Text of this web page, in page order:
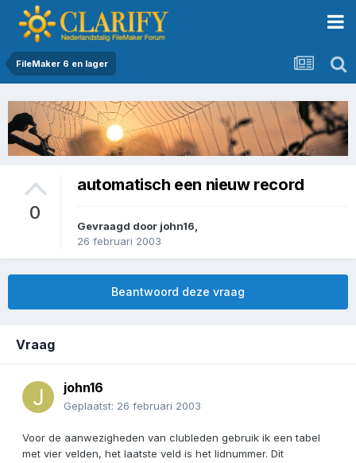
FileMaker 6 en lager
0
automatisch een nieuw record
Gevraagd door john16
26 februari 2003
Beantwoord deze vraag
Vraag
john16
Geplaatst: 26 februari 2003
Voor de aanwezigheden van clubleden gebruik ik een tabel
met vier velden, het laatste veld is het lidnummer. Dit